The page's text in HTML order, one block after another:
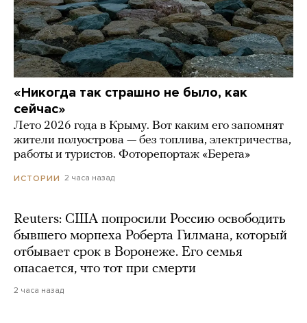
«Никогда так страшно не было, как
сейчас»
Лето 2026 года в Крыму. Вот каким его запомнят
жители полуострова — без топлива, электричества,
работы и туристов. Фоторепортаж «Берега»
ИСТОРИИ 2 часа назад
Reuters: США попросили Россию освободить
бывшего морпеха Роберта Гилмана, который
отбывает срок в Воронеже. Его семья
опасается, что тот при смерти
2 часа назад